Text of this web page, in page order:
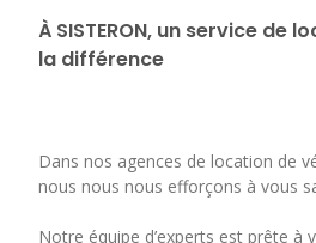
À SISTERON, un service de
la différence
Dans nos agences de location de
nous nous nous efforçons à vous
Notre équipe d’experts est prête à